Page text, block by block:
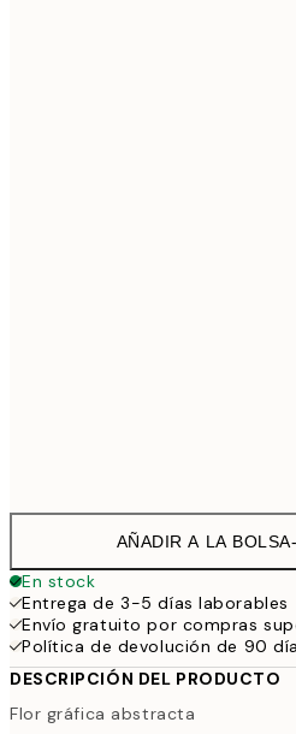
AÑADIR A LA BOLSA-
En stock
Entrega de 3-5 días laborables
Envío gratuito por compras
Política de devolución de 90
DESCRIPCIÓN DEL PRODUCTO
Flor gráfica abstracta